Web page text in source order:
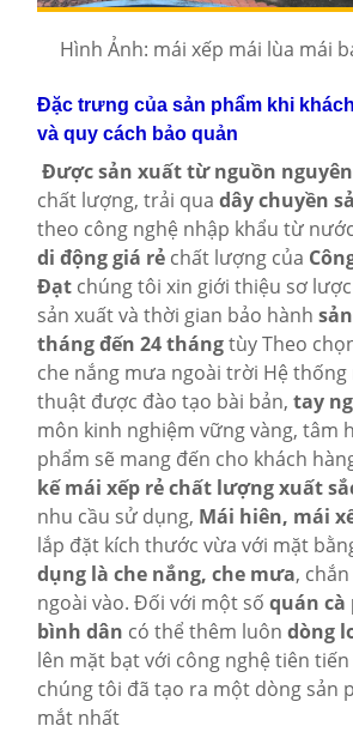
Hình Ảnh: mái xếp mái lùa mái
Đặc trưng của sản phẩm khi
và quy cách bảo quản
Được sản xuất từ nguồn
chất lượng, trải qua dây chuyền
theo công nghệ nhập khẩu từ
di động giá rẻ chất lượng của
Đạt chúng tôi xin giới thiệu sơ
sản xuất và thời gian bảo hành
tháng đến 24 thángtùy Theo
che nắng mưa ngoài trời Hệ thống
thuật được đào tạo bài bản, tay
môn kinh nghiệm vững vàng, tâm
phẩm sẽ mang đến cho khách
kế mái xếp rẻ chất lượng xuất
nhu cầu sử dụng, Mái hiên, mái
lắp đặt kích thước vừa với mặt
dụng là che nắng, che mưa,
ngoài vào. Đối với một số quán cà
bình dân có thể thêm luôn dòng
lên mặt bạt với công nghệ tiên
chúng tôi đã tạo ra một dòng sản
mắt nhất